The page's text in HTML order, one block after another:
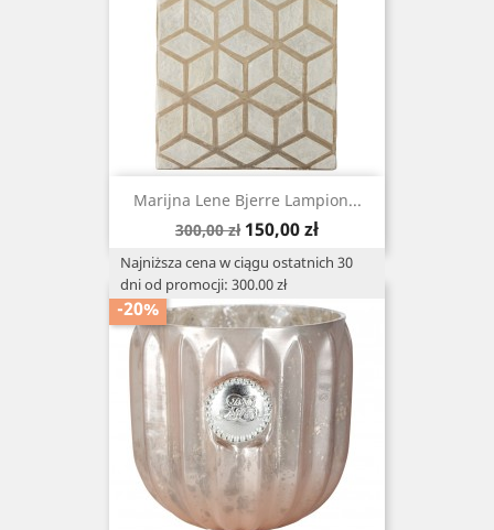
Marijna Lene Bjerre Lampion...
Cena
300,00 zł Cena
150,00 zł
Najniższa cena w ciągu ostatnich 30
dni od promocji: 300.00 zł
-20%